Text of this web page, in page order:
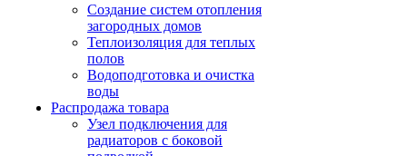
Создание систем отопления
загородных домов
Теплоизоляция для теплых
полов
Водоподготовка и очистка
воды
Распродажа товара
Узел подключения для
радиаторов с боковой